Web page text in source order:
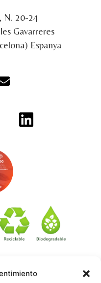
N. 20-24
Gavarreres
Espanya
· Diseño e implementación